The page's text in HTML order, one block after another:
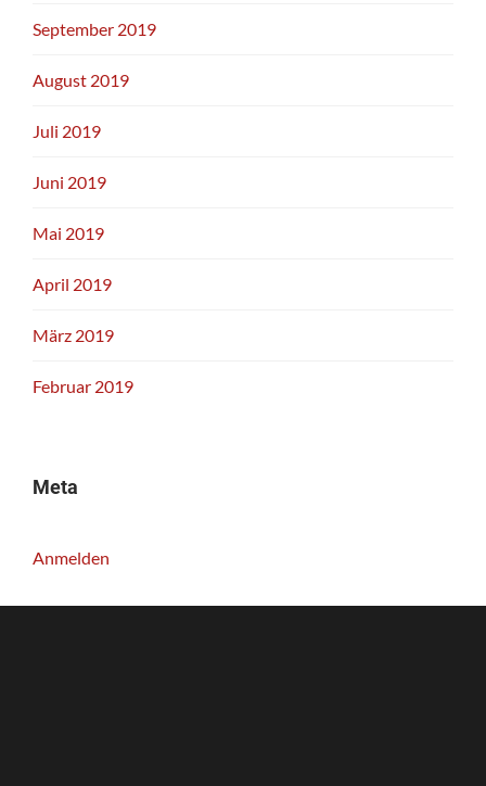
September 2019
August 2019
Juli 2019
Juni 2019
Mai 2019
April 2019
März 2019
Februar 2019
Meta
Anmelden